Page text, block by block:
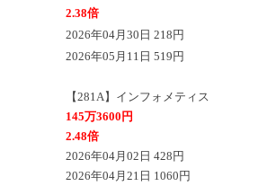
2.38倍
2026年04月30日 218円
2026年05月11日 519円
【281A】インフォメティス
145万3600円
2.48倍
2026年04月02日 428円
2026年04月21日 1060円